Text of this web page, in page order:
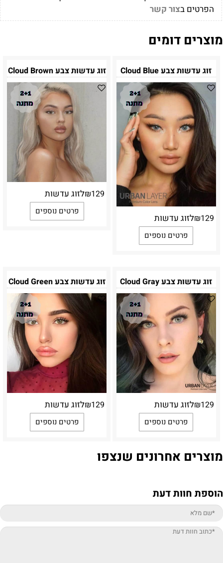
הפרטים בצור קשר
מוצרים דומים
זוג עדשות צבע Cloud Blue
₪129 לזוג עדשות
פרטים נוספים
זוג עדשות צבע Cloud Brown
₪129 לזוג עדשות
פרטים נוספים
זוג עדשות צבע Cloud Gray
₪129 לזוג עדשות
פרטים נוספים
זוג עדשות צבע Cloud Green
₪129 לזוג עדשות
פרטים נוספים
מוצרים אחרונים שנצפו
הוספת חוות דעת